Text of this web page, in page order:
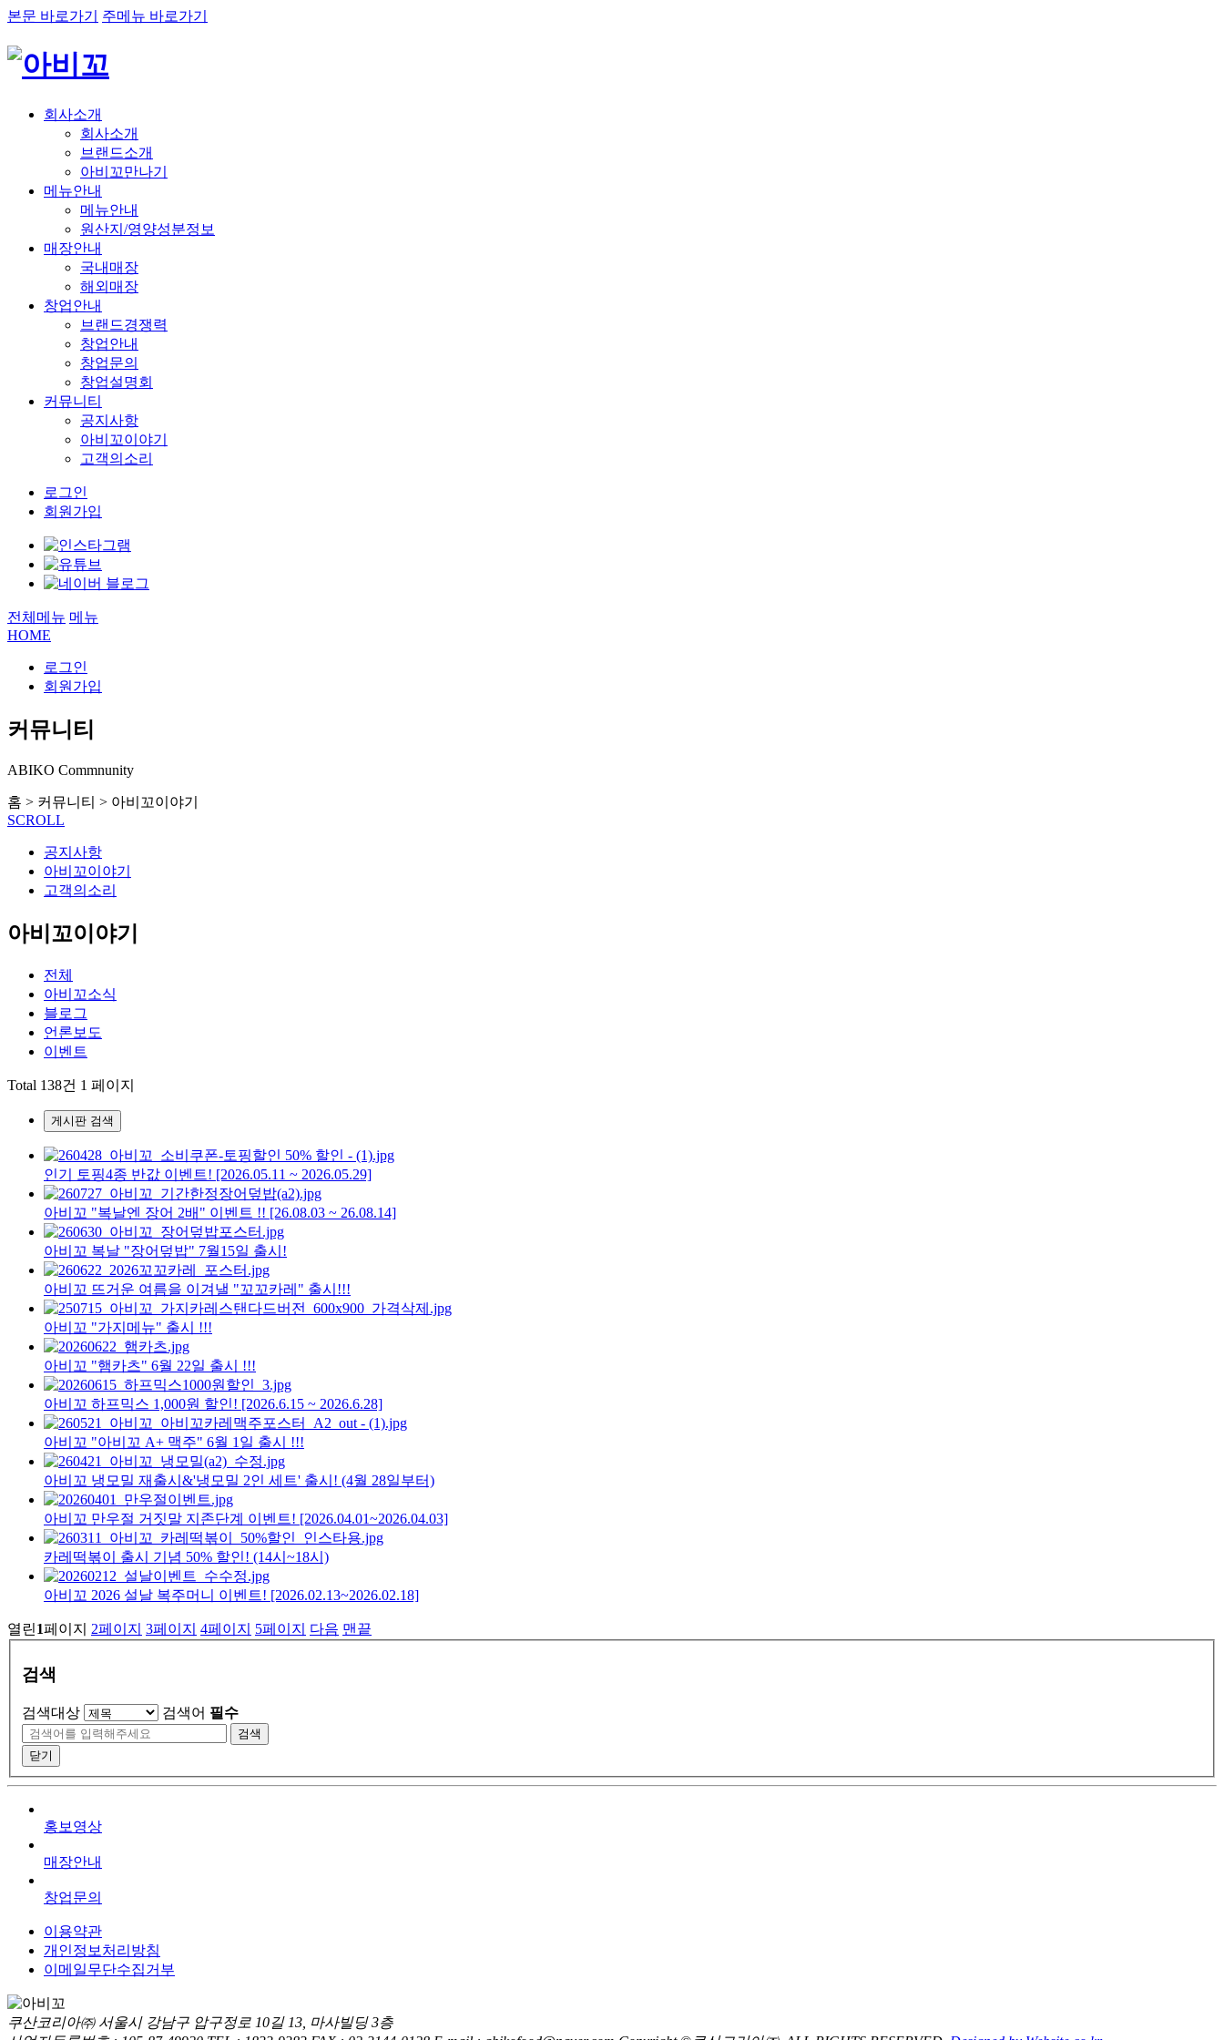
본문 바로가기 주메뉴 바로가기
회사소개
회사소개
브랜드소개
아비꼬만나기
메뉴안내
메뉴안내
원산지/영양성분정보
매장안내
국내매장
해외매장
창업안내
브랜드경쟁력
창업안내
창업문의
창업설명회
커뮤니티
공지사항
아비꼬이야기
고객의소리
로그인
회원가입
전체메뉴 메뉴
HOME
로그인
회원가입
커뮤니티
ABIKO Commnunity
홈 > 커뮤니티 > 아비꼬이야기
SCROLL
공지사항
아비꼬이야기
고객의소리
아비꼬이야기
전체
아비꼬소식
블로그
언론보도
이벤트
Total 138건 1 페이지
게시판 검색
인기 토핑4종 반값 이벤트! [2026.05.11 ~ 2026.05.29]
아비꼬 "복날엔 장어 2배" 이벤트 !! [26.08.03 ~ 26.08.14]
아비꼬 복날 "장어덮밥" 7월15일 출시!
아비꼬 뜨거운 여름을 이겨낼 "꼬꼬카레" 출시!!!
아비꼬 "가지메뉴" 출시 !!!
아비꼬 "햄카츠" 6월 22일 출시 !!!
아비꼬 하프믹스 1,000원 할인! [2026.6.15 ~ 2026.6.28]
아비꼬 "아비꼬 A+ 맥주" 6월 1일 출시 !!!
아비꼬 냉모밀 재출시&'냉모밀 2인 세트' 출시! (4월 28일부터)
아비꼬 만우절 거짓말 지존단계 이벤트! [2026.04.01~2026.04.03]
카레떡볶이 출시 기념 50% 할인! (14시~18시)
아비꼬 2026 설날 복주머니 이벤트! [2026.02.13~2026.02.18]
열린1페이지 2페이지 3페이지 4페이지 5페이지 다음 맨끝
검색
검색대상 검색어 필수
검색
닫기
홍보영상
매장안내
창업문의
이용약관
개인정보처리방침
이메일무단수집거부
쿠산코리아㈜ 서울시 강남구 압구정로 10길 13, 마사빌딩 3층